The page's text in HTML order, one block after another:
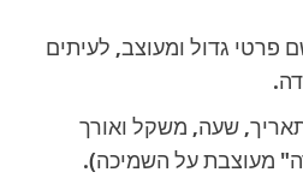
פרטי גדול ומעוצב, לעיתים
שעה, משקל ואורך
מעוצבת על השמיכה).